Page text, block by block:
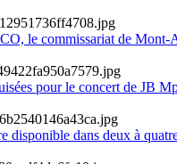
le commissariat de Mont-
pour le concert de JB
disponible dans deux à